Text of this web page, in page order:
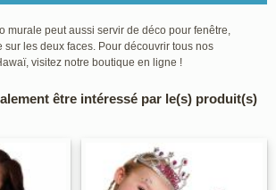
murale peut aussi servir de déco pour fenêtre,
les deux faces. Pour découvrir tous nos
visitez notre boutique en ligne !
être intéressé par le(s) produit(s)